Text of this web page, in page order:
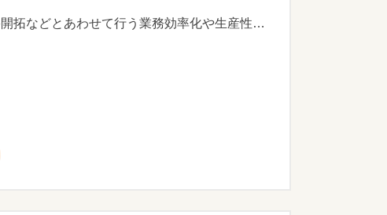
持続的な経営に向けた経営計画に基づく、中小企業者の地道な販路開拓などの取組や、地道な販路開拓などとあわせて行う業務効率化や生産性向上の取組に対して、市が支援することで市内産業の活性化を図ることを目的としています。 ※事前相談が必要です。